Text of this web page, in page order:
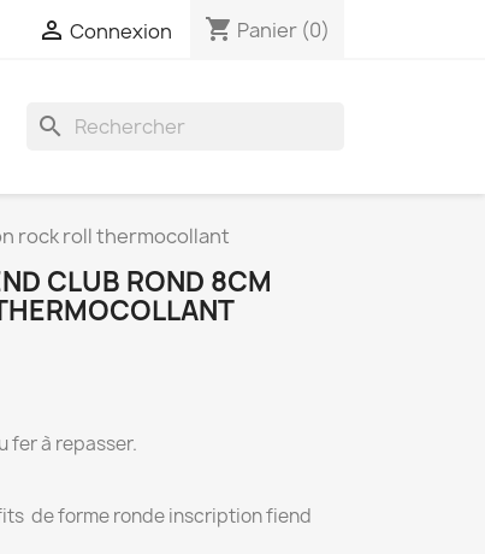
 Connexion shopping_cart Panier (0)
search
rock roll thermocollant
CLUB ROND 8CM
fer à repasser.
de forme ronde inscription fiend